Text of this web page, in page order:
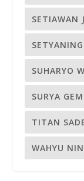
SETIAWAN
SUHARYO
SURYA
TITAN
WAHYU